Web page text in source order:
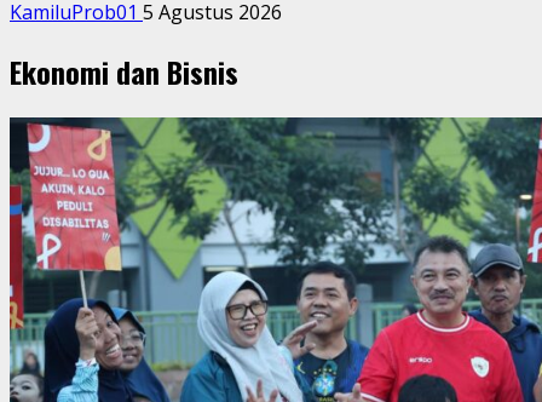
KamiluProb01 5 Agustus 2026
Ekonomi dan Bisnis